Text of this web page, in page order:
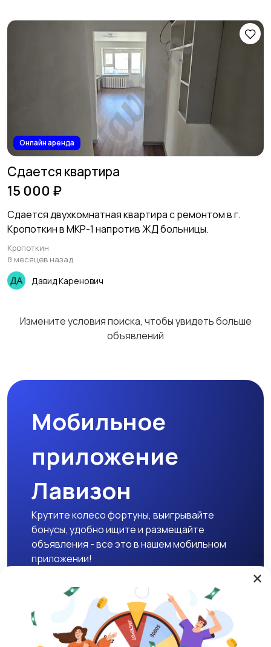
Онлайн аренда
Сдается квартира
15 000 ₽
Сдается двухкомнатная квартира с ремонтом в г.
Кропоткин в МКР-1 напротив ЖД больницы.
Кропоткин
8 месяцев назад
Давид Каренович
Измените условия поиска, чтобы увидеть больше
объявлений
Мобильное
приложение
Лавизон
Крутите колесо фортуны, выигрывайте
бонусы, удобно ищите и размещайте
объявления - все это в нашем мобильном
приложении!
Скачать APK
×